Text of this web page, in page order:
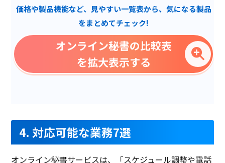
広告・WEBサイト制作・運
総務・庶務
オフライン業務
人事・労務・採用
価格や製品機能など、見やすい一覧表から、気になる製品
をまとめてチェック!
オンライン秘書の比較表
を拡大表示する
4. 対応可能な業務7選
オンライン秘書サービスは、「スケジュール調整や電話